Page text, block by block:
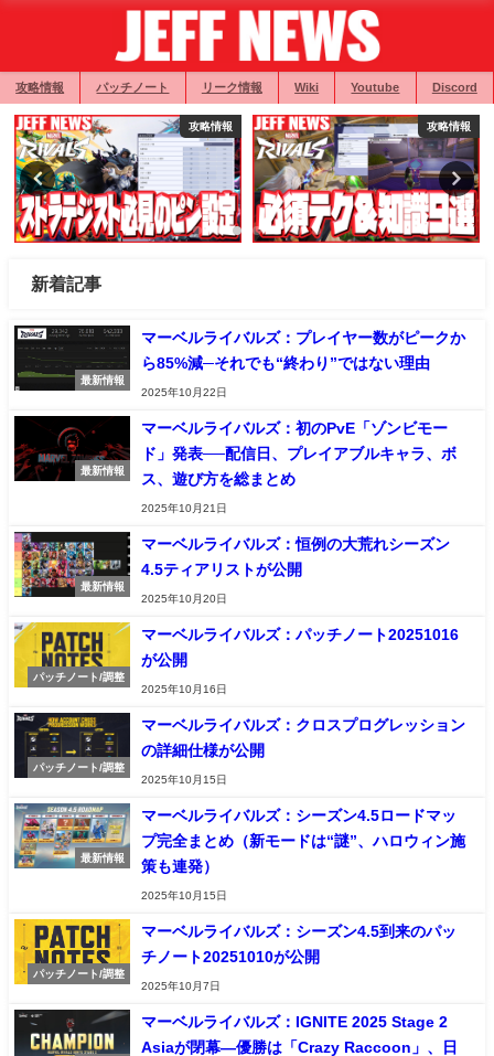
攻略情報 パッチノート リーク情報 Wiki Youtube Discord
攻略情報 攻略情報
新着記事
最新情報
マーベルライバルズ：プレイヤー数がピークか
ら85%減─それでも“終わり”ではない理由
2025年10月22日
最新情報
マーベルライバルズ：初のPvE「ゾンビモー
ド」発表──配信日、プレイアブルキャラ、ボ
ス、遊び方を総まとめ
2025年10月21日
最新情報
マーベルライバルズ：恒例の大荒れシーズン
4.5ティアリストが公開
2025年10月20日
パッチノート/調整
マーベルライバルズ：パッチノート20251016
が公開
2025年10月16日
パッチノート/調整
マーベルライバルズ：クロスプログレッション
の詳細仕様が公開
2025年10月15日
最新情報
マーベルライバルズ：シーズン4.5ロードマッ
プ完全まとめ（新モードは“謎”、ハロウィン施
策も連発）
2025年10月15日
パッチノート/調整
マーベルライバルズ：シーズン4.5到来のパッ
チノート20251010が公開
2025年10月7日
マーベルライバルズ：IGNITE 2025 Stage 2
Asiaが閉幕—優勝は「Crazy Raccoon」、日